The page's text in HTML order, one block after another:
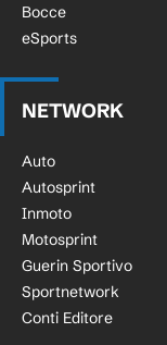
Bocce
eSports
NETWORK
Auto
Autosprint
Inmoto
Motosprint
Guerin Sportivo
Sportnetwork
Conti Editore